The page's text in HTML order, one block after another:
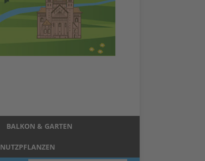
BALKON & GARTEN
NUTZPFLANZEN